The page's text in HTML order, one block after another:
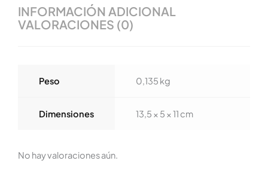
INFORMACIÓN ADICIONAL
VALORACIONES (0)
Peso 0,135 kg
Dimensiones 13,5 × 5 × 11 cm
No hay valoraciones aún.